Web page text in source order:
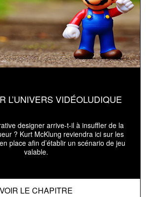
L’UNIVERS VIDÉOLUDIQUE
designer arrive-t-il à insuffler de la
? Kurt McKlung reviendra ici sur les
place afin d’établir un scénario de jeu
valable.
VOIR LE CHAPITRE